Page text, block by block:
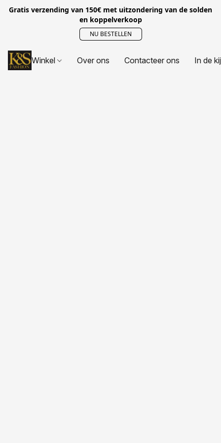
Gratis verzending van 150€ met uitzondering van de solden
en koppelverkoop
NU BESTELLEN
Winkel Over ons Contacteer ons In de